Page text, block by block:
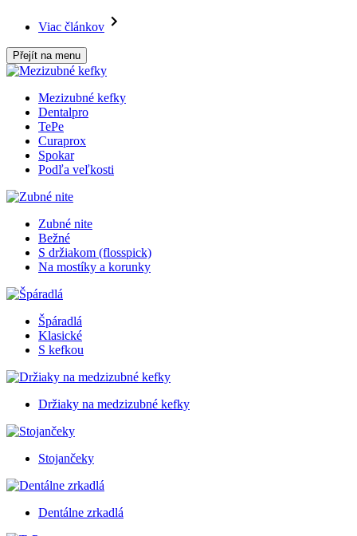
Viac článkov
Přejít na menu
Mezizubné kefky
Dentalpro
TePe
Curaprox
Spokar
Podľa veľkosti
Zubné nite
Bežné
S držiakom (flosspick)
Na mostíky a korunky
Špáradlá
Klasické
S kefkou
Držiaky na medzizubné kefky
Stojančeky
Dentálne zrkadlá